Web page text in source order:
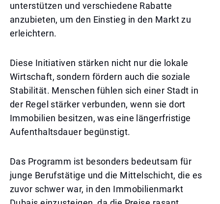
unterstützen und verschiedene Rabatte
anzubieten, um den Einstieg in den Markt zu
erleichtern.
Diese Initiativen stärken nicht nur die lokale
Wirtschaft, sondern fördern auch die soziale
Stabilität. Menschen fühlen sich einer Stadt in
der Regel stärker verbunden, wenn sie dort
Immobilien besitzen, was eine längerfristige
Aufenthaltsdauer begünstigt.
Das Programm ist besonders bedeutsam für
junge Berufstätige und die Mittelschicht, die es
zuvor schwer war, in den Immobilienmarkt